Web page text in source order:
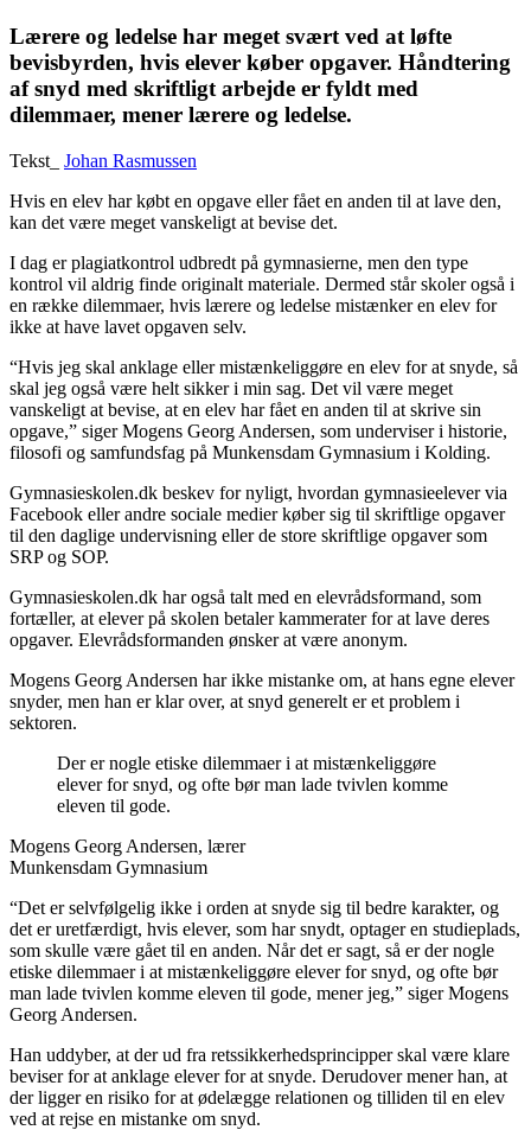
Lærere og ledelse har meget svært ved at løfte
bevisbyrden, hvis elever køber opgaver. Håndtering
af snyd med skriftligt arbejde er fyldt med
dilemmaer, mener lærere og ledelse.
Tekst_ Johan Rasmussen
Hvis en elev har købt en opgave eller fået en anden til at lave den,
kan det være meget vanskeligt at bevise det.
I dag er plagiatkontrol udbredt på gymnasierne, men den type
kontrol vil aldrig finde originalt materiale. Dermed står skoler også i
en række dilemmaer, hvis lærere og ledelse mistænker en elev for
ikke at have lavet opgaven selv.
“Hvis jeg skal anklage eller mistænkeliggøre en elev for at snyde, så
skal jeg også være helt sikker i min sag. Det vil være meget
vanskeligt at bevise, at en elev har fået en anden til at skrive sin
opgave,” siger Mogens Georg Andersen, som underviser i historie,
filosofi og samfundsfag på Munkensdam Gymnasium i Kolding.
Gymnasieskolen.dk beskev for nyligt, hvordan gymnasieelever via
Facebook eller andre sociale medier køber sig til skriftlige opgaver
til den daglige undervisning eller de store skriftlige opgaver som
SRP og SOP.
Gymnasieskolen.dk har også talt med en elevrådsformand, som
fortæller, at elever på skolen betaler kammerater for at lave deres
opgaver. Elevrådsformanden ønsker at være anonym.
Mogens Georg Andersen har ikke mistanke om, at hans egne elever
snyder, men han er klar over, at snyd generelt er et problem i
sektoren.
Der er nogle etiske dilemmaer i at mistænkeliggøre
elever for snyd, og ofte bør man lade tvivlen komme
eleven til gode.
Mogens Georg Andersen, lærer
Munkensdam Gymnasium
“Det er selvfølgelig ikke i orden at snyde sig til bedre karakter, og
det er uretfærdigt, hvis elever, som har snydt, optager en studieplads,
som skulle være gået til en anden. Når det er sagt, så er der nogle
etiske dilemmaer i at mistænkeliggøre elever for snyd, og ofte bør
man lade tvivlen komme eleven til gode, mener jeg,” siger Mogens
Georg Andersen.
Han uddyber, at der ud fra retssikkerhedsprincipper skal være klare
beviser for at anklage elever for at snyde. Derudover mener han, at
der ligger en risiko for at ødelægge relationen og tilliden til en elev
ved at rejse en mistanke om snyd.